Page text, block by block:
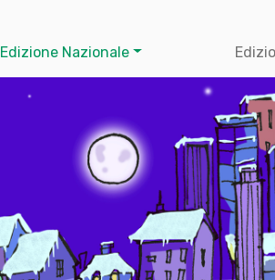
Edizione Nazionale